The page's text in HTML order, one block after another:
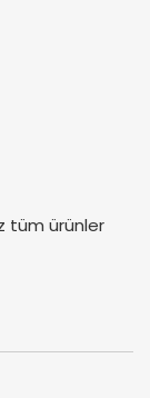
tüm ürünler